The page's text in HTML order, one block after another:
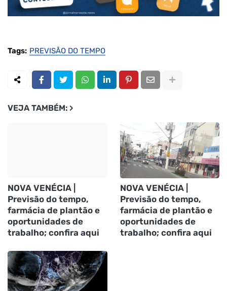
Tags: PREVISÃO DO TEMPO
VEJA TAMBÉM:
NOVA VENÉCIA |
Previsão do tempo,
farmácia de plantão e
oportunidades de
trabalho; confira aqui
NOVA VENÉCIA |
Previsão do tempo,
farmácia de plantão e
oportunidades de
trabalho; confira aqui